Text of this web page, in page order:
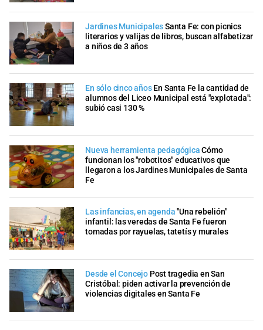
Jardines MunicipalesSanta Fe: con picnics
literarios y valijas de libros, buscan alfabetizar
a niños de 3 años
En sólo cinco años En Santa Fe la cantidad de
alumnos del Liceo Municipal está "explotada":
subió casi 130 %
Nueva herramienta pedagógica Cómo
funcionan los "robotitos" educativos que
llegaron a los Jardines Municipales de Santa
Fe
Las infancias, en agenda"Una rebelión"
infantil: las veredas de Santa Fe fueron
tomadas por rayuelas, tatetís y murales
Desde el Concejo Post tragedia en San
Cristóbal: piden activar la prevención de
violencias digitales en Santa Fe